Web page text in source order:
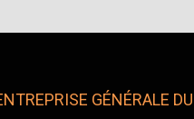
GÉNÉRALE